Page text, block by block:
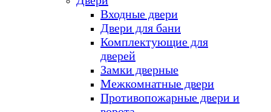
Входные двери
Двери для бани
Комплектующие для
дверей
Замки дверные
Межкомнатные двери
Противопожарные двери и